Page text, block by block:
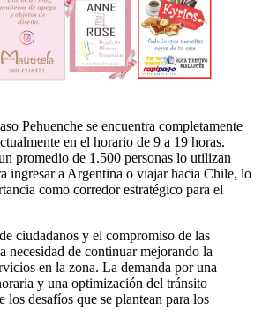
Pehuenche se encuentra completamente
en el horario de 9 a 19 horas.
promedio de 1.500 personas lo utilizan
ingresar a Argentina o viajar hacia Chile, lo
como corredor estratégico para el
ciudadanos y el compromiso de las
necesidad de continuar mejorando la
en la zona. La demanda por una
y una optimización del tránsito
los desafíos que se plantean para los